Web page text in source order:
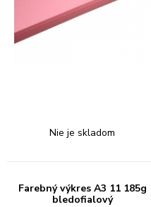
Nie je skladom
Farebný výkres A3 11 185g
bledofialový